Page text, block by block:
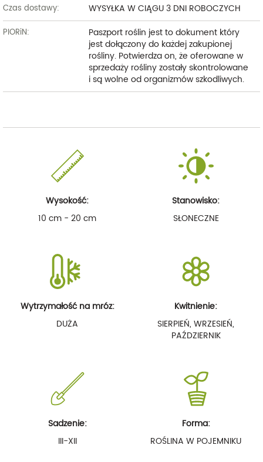
Czas dostawy:
WYSYŁKA W CIĄGU 3 DNI ROBOCZYCH
PIORiN:
Paszport roślin jest to dokument który
jest dołączony do każdej zakupionej
rośliny. Potwierdza on, że oferowane w
sprzedaży rośliny zostały skontrolowane
i są wolne od organizmów szkodliwych.
Wysokość:
10 cm - 20 cm
Stanowisko:
SŁONECZNE
Wytrzymałość na mróz:
DUŻA
Kwitnienie:
SIERPIEŃ, WRZESIEŃ,
PAŹDZIERNIK
Sadzenie:
III-XII
Forma:
ROŚLINA W POJEMNIKU